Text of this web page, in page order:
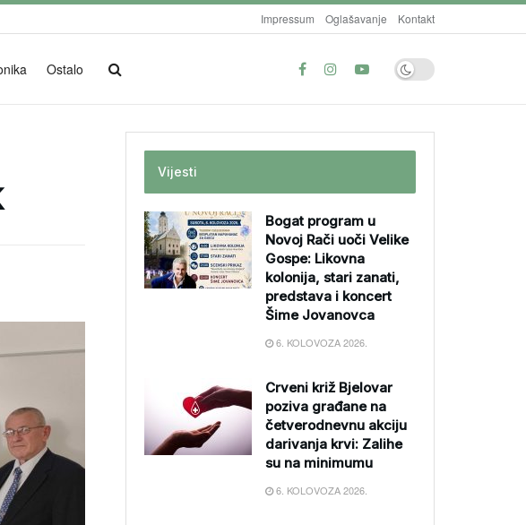
Impressum Oglašavanje Kontakt
Ostalo
Vijesti
Bogat program u
Novoj Rači uoči Velike
Gospe: Likovna
kolonija, stari zanati,
predstava i koncert
Šime Jovanovca
6. KOLOVOZA 2026.
Crveni križ Bjelovar
poziva građane na
četverodnevnu akciju
darivanja krvi: Zalihe
su na minimumu
6. KOLOVOZA 2026.